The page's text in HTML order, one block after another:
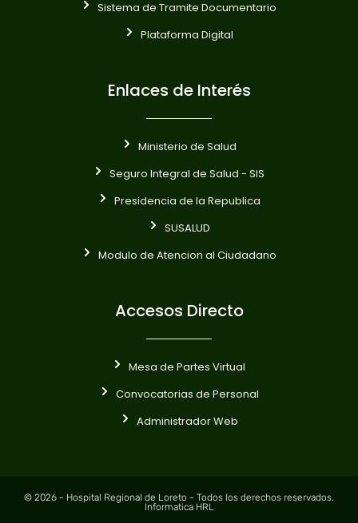
Sistema de Tramite Documentario
Plataforma Digital
Enlaces de Interés
Ministerio de Salud
Seguro Integral de Salud - SIS
Presidencia de la Republica
SUSALUD
Modulo de Atencion al Ciudadano
Accesos Directo
Mesa de Partes Virtual
Convocatorias de Personal
Administrador Web
© 2026 - Hospital Regional de Loreto - Todos los derechos reservados.
Informatica HRL